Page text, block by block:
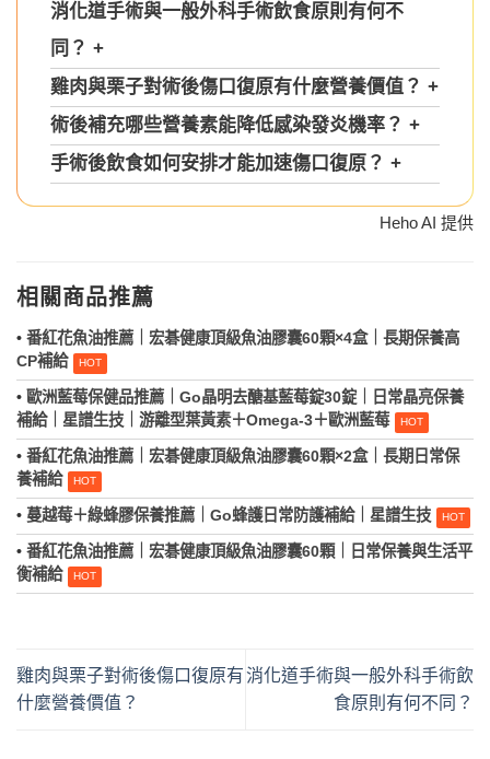
消化道手術與一般外科手術飲食原則有何不
同？ +
雞肉與栗子對術後傷口復原有什麼營養價值？ +
術後補充哪些營養素能降低感染發炎機率？ +
手術後飲食如何安排才能加速傷口復原？ +
Heho AI 提供
相關商品推薦
• 番紅花魚油推薦｜宏碁健康頂級魚油膠囊60顆×4盒｜長期保養高
CP補給
• 歐洲藍莓保健品推薦｜Go晶明去醣基藍莓錠30錠｜日常晶亮保養
補給｜星譜生技｜游離型葉黃素＋Omega‑3＋歐洲藍莓
• 番紅花魚油推薦｜宏碁健康頂級魚油膠囊60顆×2盒｜長期日常保
養補給
• 蔓越莓＋綠蜂膠保養推薦｜Go蜂護日常防護補給｜星譜生技
• 番紅花魚油推薦｜宏碁健康頂級魚油膠囊60顆｜日常保養與生活平
衡補給
雞肉與栗子對術後傷口復原有
什麼營養價值？
消化道手術與一般外科手術飲
食原則有何不同？